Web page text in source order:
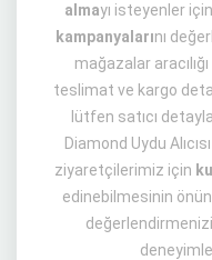
almayı isteyenler
kampanyalarını
mağazalar
teslimat ve kargo
lütfen satıcı
Diamond Uydu
ziyaretçilerimiz için
edinebilmesinin